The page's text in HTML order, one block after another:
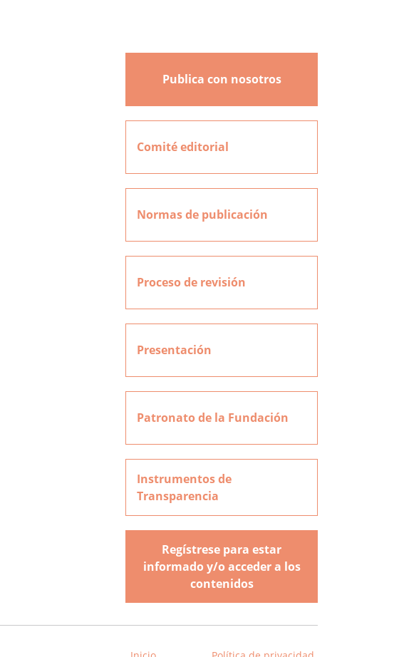
Publica con nosotros
Comité editorial
Normas de publicación
Proceso de revisión
Presentación
Patronato de la Fundación
Instrumentos de
Transparencia
Regístrese para estar
informado y/o acceder a los
contenidos